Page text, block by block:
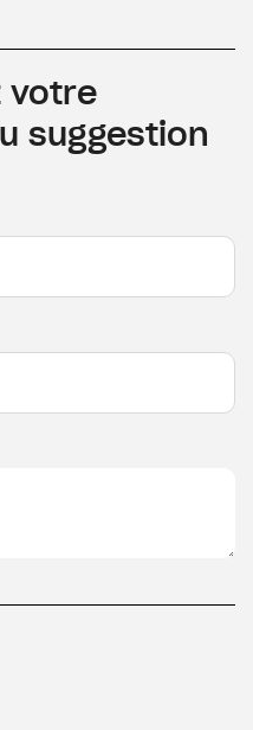
votre
suggestion